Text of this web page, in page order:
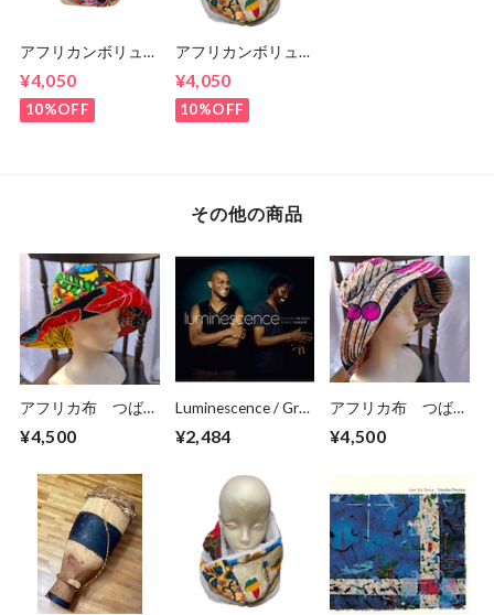
アフリカンボリュー
¥4,050
10%OFF
アフリカンボリュー
¥4,050
10%OFF
その他の商品
アフリカ布 つば広
（サイズ約59cm）
¥4,500
Luminescence / Gr?
Troup?
¥2,484
アフリカ布 つば広
（サイズ約59cm）
¥4,500